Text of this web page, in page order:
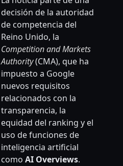
decisión de la autoridad
de competencia del
Reino Unido, la
Competition and Markets
Authority(CMA), que ha
impuesto a Google
nuevos requisitos
relacionados con la
transparencia, la
equidad del ranking y el
uso de funciones de
inteligencia artificial
como AI Overviews.